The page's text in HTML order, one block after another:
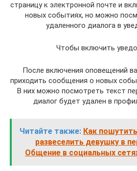
страницу к электронной почте и
новых событиях, но можно
удаленного диалога в
Чтобы включить
После включения оповещений
приходить сообщения о новых
В них можно посмотреть текст
диалог будет удален в
Читайте также: Как
развеселить девушку в
Общение в социальных